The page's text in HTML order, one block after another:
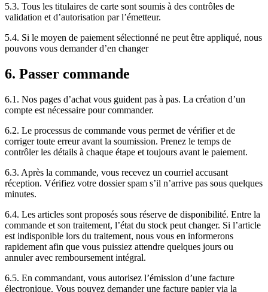
5.3. Tous les titulaires de carte sont soumis à des contrôles de
validation et d’autorisation par l’émetteur.
5.4. Si le moyen de paiement sélectionné ne peut être appliqué, nous
pouvons vous demander d’en changer
6. Passer commande
6.1. Nos pages d’achat vous guident pas à pas. La création d’un
compte est nécessaire pour commander.
6.2. Le processus de commande vous permet de vérifier et de
corriger toute erreur avant la soumission. Prenez le temps de
contrôler les détails à chaque étape et toujours avant le paiement.
6.3. Après la commande, vous recevez un courriel accusant
réception. Vérifiez votre dossier spam s’il n’arrive pas sous quelques
minutes.
6.4. Les articles sont proposés sous réserve de disponibilité. Entre la
commande et son traitement, l’état du stock peut changer. Si l’article
est indisponible lors du traitement, nous vous en informerons
rapidement afin que vous puissiez attendre quelques jours ou
annuler avec remboursement intégral.
6.5. En commandant, vous autorisez l’émission d’une facture
électronique. Vous pouvez demander une facture papier via la